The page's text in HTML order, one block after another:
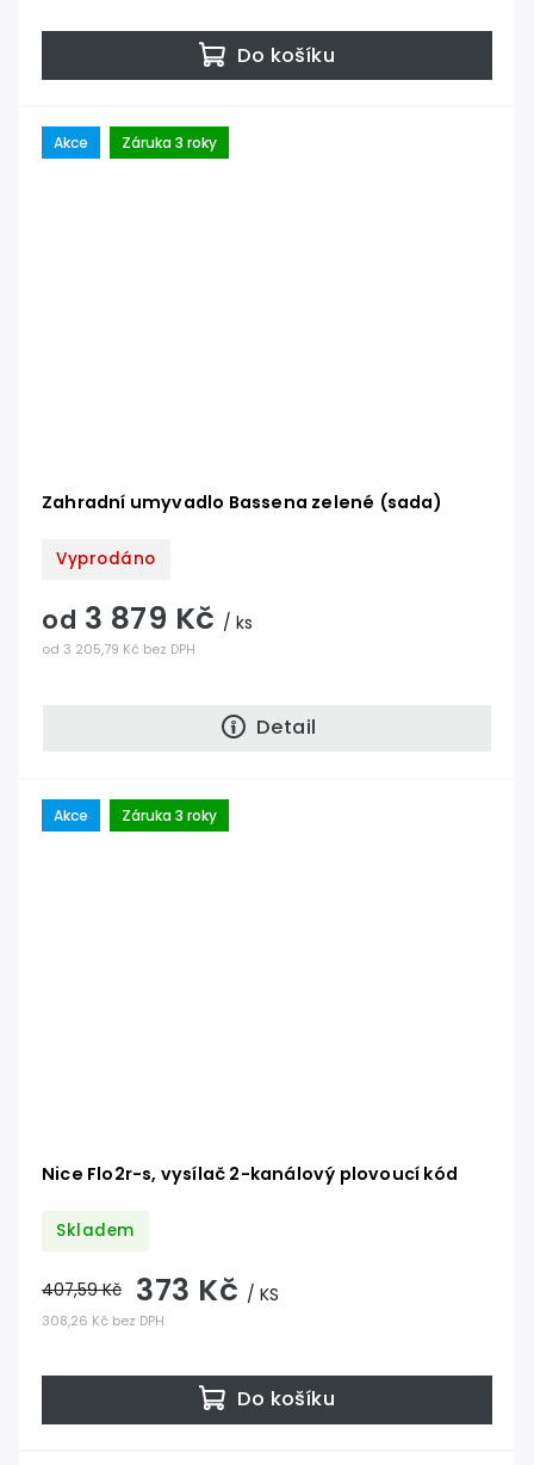
Do košíku
Akce Záruka 3 roky
Zahradní umyvadlo Bassena zelené (sada)
Vyprodáno
od 3 205,79 Kč bez DPH
od 3 879 Kč / ks
Detail
Akce Záruka 3 roky
Nice Flo2r-s, vysílač 2-kanálový plovoucí kód
Skladem
308,26 Kč bez DPH
407,59 Kč 373 Kč / KS
Do košíku